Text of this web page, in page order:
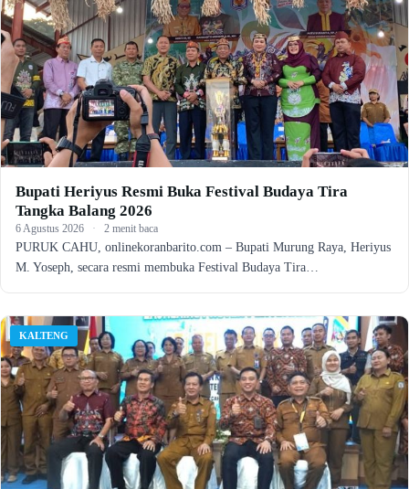
Bupati Heriyus Resmi Buka Festival Budaya Tira
Tangka Balang 2026
6 Agustus 2026 · 2 menit baca
PURUK CAHU, onlinekoranbarito.com – Bupati Murung Raya, Heriyus
M. Yoseph, secara resmi membuka Festival Budaya Tira…
KALTENG